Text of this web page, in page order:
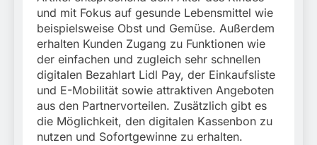
und mit Fokus auf gesunde Lebensmittel wie
beispielsweise Obst und Gemüse. Außerdem
erhalten Kunden Zugang zu Funktionen wie
der einfachen und zugleich sehr schnellen
digitalen Bezahlart Lidl Pay, der Einkaufsliste
und E-Mobilität sowie attraktiven Angeboten
aus den Partnervorteilen. Zusätzlich gibt es
die Möglichkeit, den digitalen Kassenbon zu
nutzen und Sofortgewinne zu erhalten.